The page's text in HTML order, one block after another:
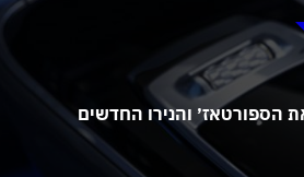
הספורטאז׳ והנירו החדשים